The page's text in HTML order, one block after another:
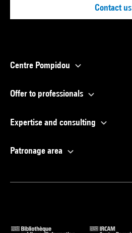
Contact us
Centre Pompidou
Offer to professionals
Expertise and consulting
Patronage area